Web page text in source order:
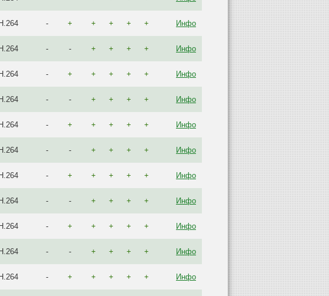
H.264 - + + + + + Инфо
H.264 - - + + + + Инфо
H.264 - + + + + + Инфо
H.264 - - + + + + Инфо
H.264 - + + + + + Инфо
H.264 - - + + + + Инфо
H.264 - + + + + + Инфо
H.264 - - + + + + Инфо
H.264 - + + + + + Инфо
H.264 - - + + + + Инфо
H.264 - + + + + + Инфо